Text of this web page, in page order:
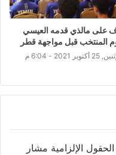
على مالذي قدمه العيسي
المنتخب قبل مواجهة قطر
أكتوبر 2021 - 6:04 م
الحقول الإلزامية مشار